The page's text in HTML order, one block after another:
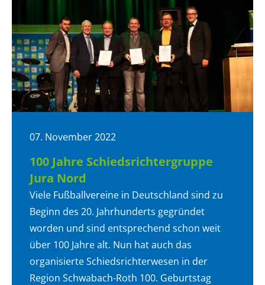
07. November 2022
100 Jahre Schiedsrichtergruppe
Jura Nord
Viele Fußballvereine in Deutschland sind zu
Beginn des 20. Jahrhunderts gegründet
worden und sind entsprechend schon weit
über 100 Jahre alt. Nun hat auch das
organisierte Schiedsrichterwesen in der
Region Schwabach-Roth 100. Geburtstag